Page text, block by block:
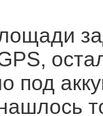
под